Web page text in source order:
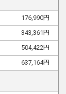
176,990円
343,361 円
504,422 円
637,164円